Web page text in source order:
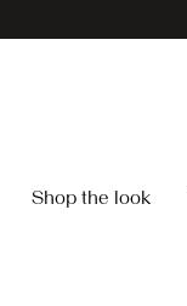
Shop the look